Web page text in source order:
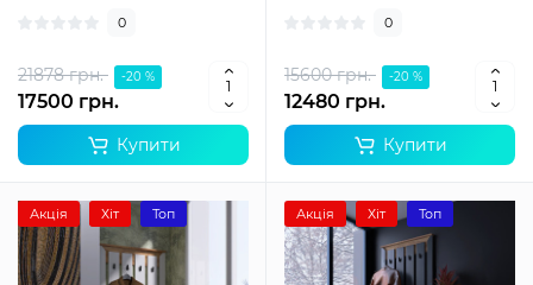
0
21878 грн. -20 %
17500 грн.
Купити
0
15600 грн. -20 %
12480 грн.
Купити
Акція Хіт Топ Акція Хіт Топ